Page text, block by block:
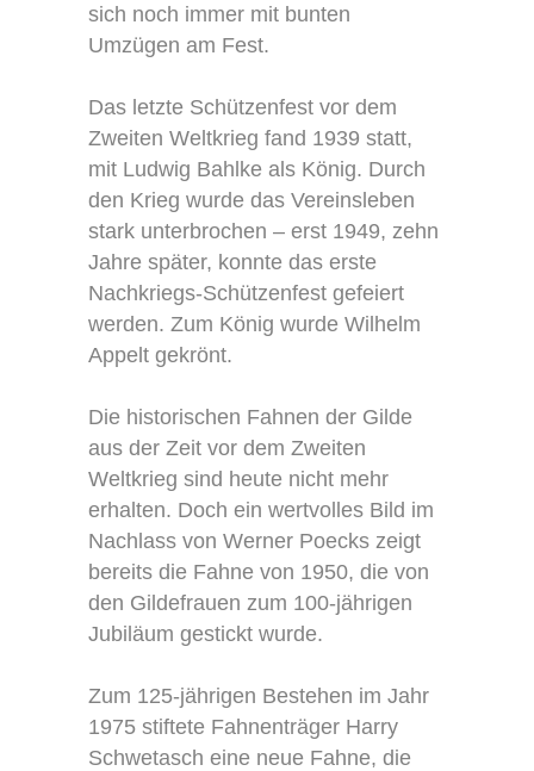
sich noch immer mit bunten
Umzügen am Fest.
Das letzte Schützenfest vor dem
Zweiten Weltkrieg fand 1939 statt,
mit Ludwig Bahlke als König. Durch
den Krieg wurde das Vereinsleben
stark unterbrochen – erst 1949, zehn
Jahre später, konnte das erste
Nachkriegs-Schützenfest gefeiert
werden. Zum König wurde Wilhelm
Appelt gekrönt.
Die historischen Fahnen der Gilde
aus der Zeit vor dem Zweiten
Weltkrieg sind heute nicht mehr
erhalten. Doch ein wertvolles Bild im
Nachlass von Werner Poecks zeigt
bereits die Fahne von 1950, die von
den Gildefrauen zum 100-jährigen
Jubiläum gestickt wurde.
Zum 125-jährigen Bestehen im Jahr
1975 stiftete Fahnenträger Harry
Schwetasch eine neue Fahne, die